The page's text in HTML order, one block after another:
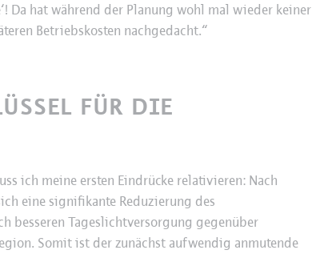
Da hat während der Planung wohl mal wieder keiner
Betriebskosten nachgedacht.“
FÜR DIE
ich meine ersten Eindrücke relativieren: Nach
eine signifikante Reduzierung des
besseren Tageslichtversorgung gegenüber
Somit ist der zunächst aufwendig anmutende